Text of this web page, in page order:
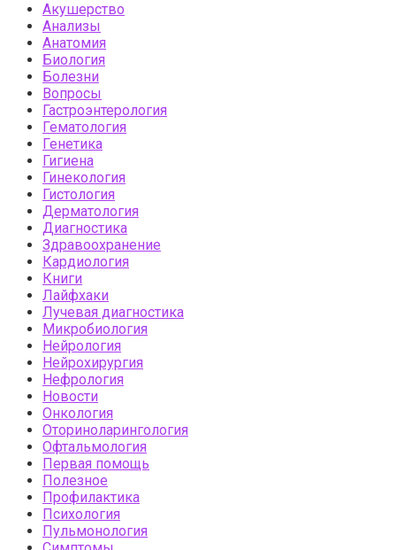
Акушерство
Анализы
Анатомия
Биология
Болезни
Вопросы
Гастроэнтерология
Гематология
Генетика
Гигиена
Гинекология
Гистология
Дерматология
Диагностика
Здравоохранение
Кардиология
Книги
Лайфхаки
Лучевая диагностика
Микробиология
Нейрология
Нейрохирургия
Нефрология
Новости
Онкология
Оториноларингология
Офтальмология
Первая помощь
Полезное
Профилактика
Психология
Пульмонология